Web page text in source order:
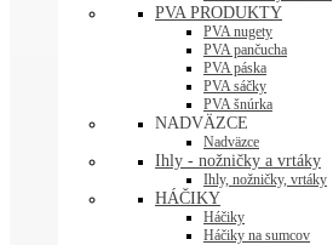
PVA PRODUKTY
PVA nugety
PVA pančucha
PVA páska
PVA sáčky
PVA šnúrka
NADVÄZCE
Nadväzce
Ihly - nožničky a vrtáky
Ihly, nožničky, vrtáky
HÁČIKY
Háčiky
Háčiky na sumcov